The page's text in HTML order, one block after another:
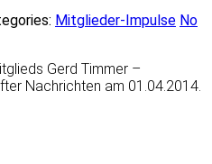
Mitglieder-Impulse No
Gerd Timmer –
Nachrichten am 01.04.2014.